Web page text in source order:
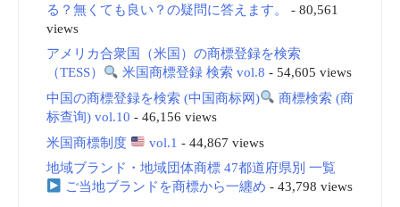
る？無くても良い？の疑問に答えます。
- 80,561
views
アメリカ合衆国（米国）の商標登録を検索
（TESS）
米国商標登録 検索 vol.8 - 54,605 views
中国の商標登録を検索 (中国商标网)
商標検索 (商
标查询) vol.10 - 46,156 views
米国商標制度
vol.1 - 44,867 views
地域ブランド・地域団体商標 47都道府県別 一覧
ご当地ブランドを商標から一纏め - 43,798 views